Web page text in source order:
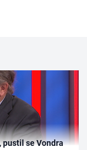
pustil se Vondra